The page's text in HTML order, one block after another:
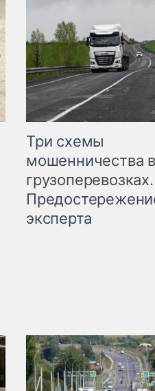
Три схемы
мошенничества в
грузоперевозках.
эксперта